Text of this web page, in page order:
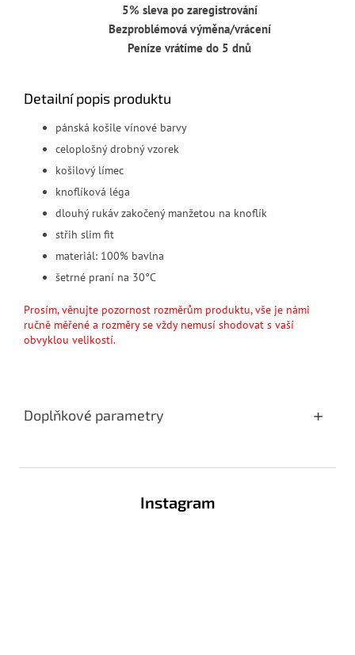
5% sleva po zaregistrování
Bezproblémová výměna/vrácení
Peníze vrátíme do 5 dnů
Detailní popis produktu
pánská košile vínové barvy
celoplošný drobný vzorek
košilový límec
knoflíková léga
dlouhý rukáv zakočený manžetou na knoflík
střih slim fit
materiál: 100% bavlna
šetrné praní na 30°C
Prosím, věnujte pozornost rozměrům produktu, vše je námi
ručně měřené a rozměry se vždy nemusí shodovat s vaší
obvyklou velikostí.
Doplňkové parametry
Instagram